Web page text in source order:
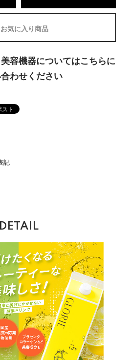
お気に入り商品
容機器についてはこちらに
わせください
記
DETAIL